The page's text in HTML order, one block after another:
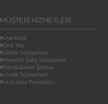
MÜŞTERI HIZMETLERI
Üye Kayıt
Giriş Yap
Gizlilik Sözleşmesi
Mesafeli Satış Sözleşmesi
Site Kullanım Şartları
Üyelik Sözleşmesi
Ürün İade Prosedürü